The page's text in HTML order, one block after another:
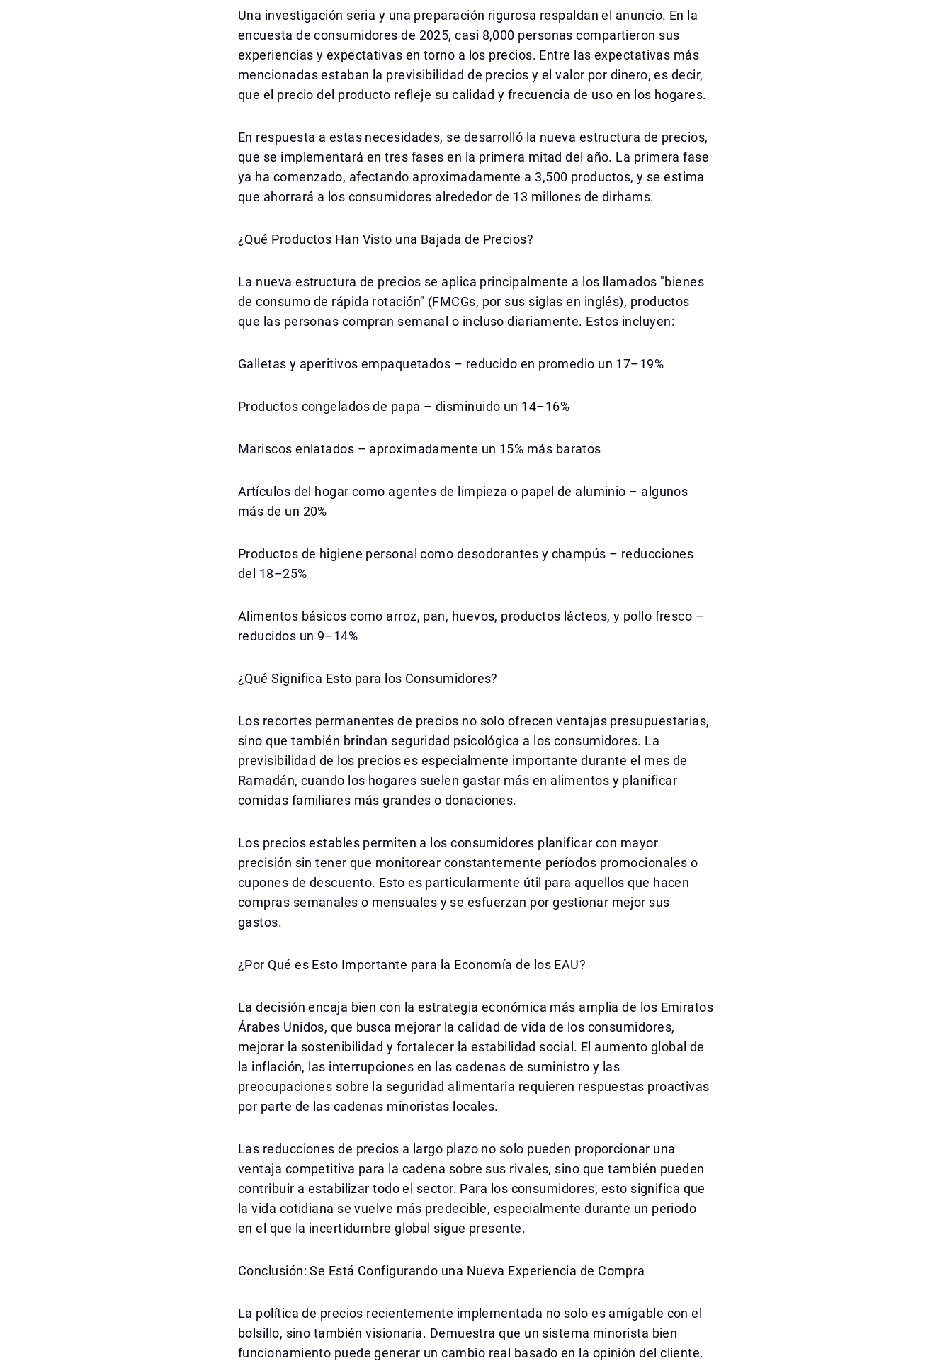
Una investigación seria y una preparación rigurosa respaldan el anuncio. En la
encuesta de consumidores de 2025, casi 8,000 personas compartieron sus
experiencias y expectativas en torno a los precios. Entre las expectativas más
mencionadas estaban la previsibilidad de precios y el valor por dinero, es decir,
que el precio del producto refleje su calidad y frecuencia de uso en los hogares.
En respuesta a estas necesidades, se desarrolló la nueva estructura de precios,
que se implementará en tres fases en la primera mitad del año. La primera fase
ya ha comenzado, afectando aproximadamente a 3,500 productos, y se estima
que ahorrará a los consumidores alrededor de 13 millones de dirhams.
¿Qué Productos Han Visto una Bajada de Precios?
La nueva estructura de precios se aplica principalmente a los llamados "bienes
de consumo de rápida rotación" (FMCGs, por sus siglas en inglés), productos
que las personas compran semanal o incluso diariamente. Estos incluyen:
Galletas y aperitivos empaquetados – reducido en promedio un 17–19%
Productos congelados de papa – disminuido un 14–16%
Mariscos enlatados – aproximadamente un 15% más baratos
Artículos del hogar como agentes de limpieza o papel de aluminio – algunos
más de un 20%
Productos de higiene personal como desodorantes y champús – reducciones
del 18–25%
Alimentos básicos como arroz, pan, huevos, productos lácteos, y pollo fresco –
reducidos un 9–14%
¿Qué Significa Esto para los Consumidores?
Los recortes permanentes de precios no solo ofrecen ventajas presupuestarias,
sino que también brindan seguridad psicológica a los consumidores. La
previsibilidad de los precios es especialmente importante durante el mes de
Ramadán, cuando los hogares suelen gastar más en alimentos y planificar
comidas familiares más grandes o donaciones.
Los precios estables permiten a los consumidores planificar con mayor
precisión sin tener que monitorear constantemente períodos promocionales o
cupones de descuento. Esto es particularmente útil para aquellos que hacen
compras semanales o mensuales y se esfuerzan por gestionar mejor sus
gastos.
¿Por Qué es Esto Importante para la Economía de los EAU?
La decisión encaja bien con la estrategia económica más amplia de los Emiratos
Árabes Unidos, que busca mejorar la calidad de vida de los consumidores,
mejorar la sostenibilidad y fortalecer la estabilidad social. El aumento global de
la inflación, las interrupciones en las cadenas de suministro y las
preocupaciones sobre la seguridad alimentaria requieren respuestas proactivas
por parte de las cadenas minoristas locales.
Las reducciones de precios a largo plazo no solo pueden proporcionar una
ventaja competitiva para la cadena sobre sus rivales, sino que también pueden
contribuir a estabilizar todo el sector. Para los consumidores, esto significa que
la vida cotidiana se vuelve más predecible, especialmente durante un periodo
en el que la incertidumbre global sigue presente.
Conclusión: Se Está Configurando una Nueva Experiencia de Compra
La política de precios recientemente implementada no solo es amigable con el
bolsillo, sino también visionaria. Demuestra que un sistema minorista bien
funcionamiento puede generar un cambio real basado en la opinión del cliente.